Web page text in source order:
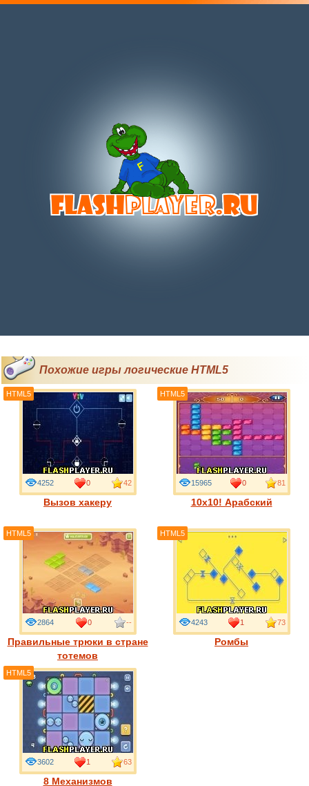
Похожие игры логические HTML5
Вызов хакеру
4252 0 42
HTML5
10х10! Арабский
15965 0 81
HTML5
Правильные трюки в стране
тотемов
2864 0 --
HTML5
Ромбы
4243 1 73
HTML5
8 Механизмов
3602 1 63
HTML5